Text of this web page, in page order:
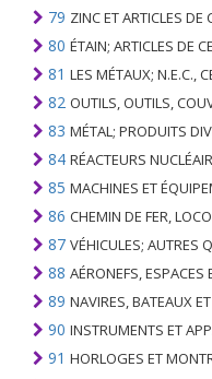
79 ZINC ET ARTICLES DE
80 ÉTAIN; ARTICLES DE
81 LES MÉTAUX; N.E.C.,
82 OUTILS, OUTILS, COUVERTS, CUILLÈRES ET
83 MÉTAL; PRODUITS
84 RÉACTEURS NUCLÉAIRES,
85 MACHINES ET ÉQUIPEMENTS ÉLECTRIQUES ET LEURS PARTIES; ENREGISTREURS ET
86 CHEMIN DE FER, LOCOMOTIVES DE TRAMWAY, MATÉRIEL ROULANT ET LEURS PARTIES; RACCORDS DE
87 VÉHICULES; AUTRES QUE LE MATÉRIEL
88 AÉRONEFS, ESPACES
89 NAVIRES, BATEAUX
90 INSTRUMENTS ET APPAREILS OPTIQUES, PHOTOGRAPHIQUES,
91 HORLOGES ET